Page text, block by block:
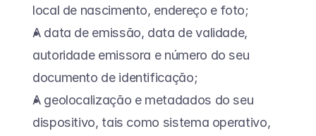
local de nascimento, endereço e foto;
A data de emissão, data de validade,
autoridade emissora e número do seu
documento de identificação;
A geolocalização e metadados do seu
dispositivo, tais como sistema operativo,